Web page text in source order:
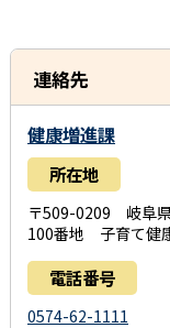
連絡先
健康増進課
所在地
〒509-0209 岐阜
100番地 子育て健
電話番号
0574-62-1111